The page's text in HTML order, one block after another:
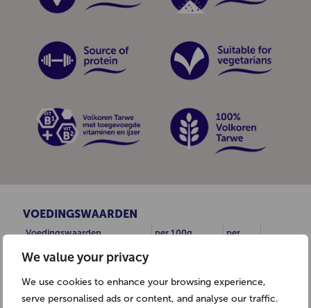
We value your privacy
We use cookies to enhance your browsing experience,
serve personalised ads or content, and analyse our traffic.
protein vegetarian
vitamins wholegrain
VOEDINGSWAARDEN
Voedingswaarden per 100g
per
Energie
133kcal
Vetten
2.0g
0.8g